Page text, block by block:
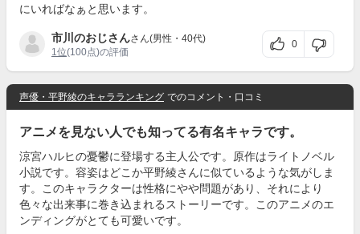
にいればなぁと思います。
市川のおじさんさん(男性・40代)
1位(100点)の評価
0
声優・平野綾のキャラランキング でのコメント・口コミ
アニメを見ない人でも知ってる有名キャラです。
涼宮ハルヒの憂鬱に登場する主人公です。原作はライトノベル
小説です。容姿はどこか平野綾さんに似ているような気がしま
す。このキャラクターは性格にやや問題があり、それにより
色々な出来事に巻き込まれるストーリーです。このアニメのエ
ンディングがとても可愛いです。